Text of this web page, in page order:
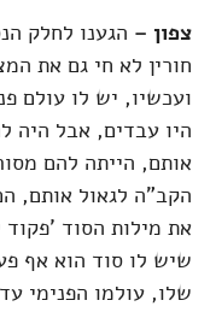
צפון – הגענו לחלק
חורין לא חי גם את
ועכשיו, יש לו עולם
היו עבדים, אבל היה
אותם, הייתה להם
הקב"ה לגאול אותם, הם
את מילות הסוד 'פקוד
שיש לו סוד הוא אף
שלו, עולמו הפנימי